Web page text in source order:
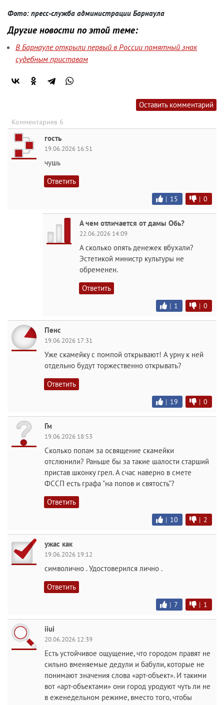
Фото: пресс-служба администрации Барнаула
Другие новости по этой теме:
В Барнауле открыли первый в России памятный знак
судебным приставам
Оставить комментарий
Комментариев 6
гость
19.06.2026 16:51
чушь
Ответить
| 15 | 0
А чем отличается от дамы Обь?
22.06.2026 14:09
А сколько опять денежек вбухали?
Эстетикой министр культуры не
обременен.
Ответить
| 1 | 0
Пенс
19.06.2026 17:31
Уже скамейку с помпой открывают! А урну к ней
отдельно будут торжественно открывать?
Ответить
| 19 | 0
Гм
19.06.2026 18:53
Сколько попам за освящение скамейки
отслюнили? Раньше бы за такие шалости старший
пристав шконку грел. А счас наверно в смете
ФССП есть графа "на попов и святость"?
Ответить
| 10 | 2
ужас как
19.06.2026 19:12
символично . Удостоверился лично .
Ответить
| 7 | 1
iiui
20.06.2026 12:39
Есть устойчивое ощущение, что городом правят не
сильно вменяемые дедули и бабули, которые не
понимают значения слова «арт-объект». И такими
вот «арт-объектами» они город уродуют чуть ли не
в еженедельном режиме, вместо того, чтобы